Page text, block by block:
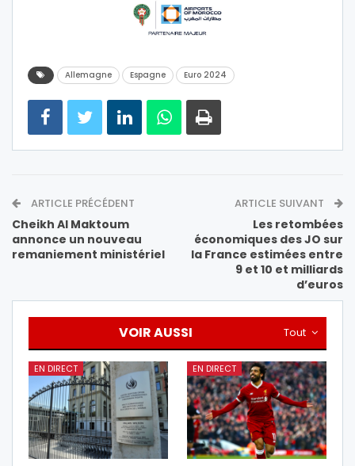
Allemagne Espagne Euro 2024
ARTICLE PRÉCÉDENT
Cheikh Al Maktoum
annonce un nouveau
remaniement ministériel
ARTICLE SUIVANT
Les retombées
économiques des JO sur
la France estimées entre
9 et 10 et milliards
d’euros
Tout
VOIR AUSSI
EN DIRECT EN DIRECT